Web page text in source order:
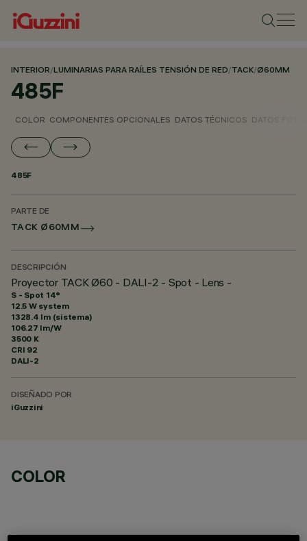
INTERIOR/LUMINARIAS PARA RAÍLES TENSIÓN DE RED/TACK/Ø60MM
485F
COLOR COMPONENTES OPCIONALES DATOS TÉCNICOS DATOS
485F
PARTE DE
TACK Ø60MM
DESCRIPCIÓN
Proyector TACK Ø60 - DALI-2 - Spot - Lens -
S - Spot 14°
12.5 W system
1328.4 lm (sistema)
106.27 lm/W
3500 K
CRI 92
DALI-2
DISEÑADO POR
iGuzzini
COLOR